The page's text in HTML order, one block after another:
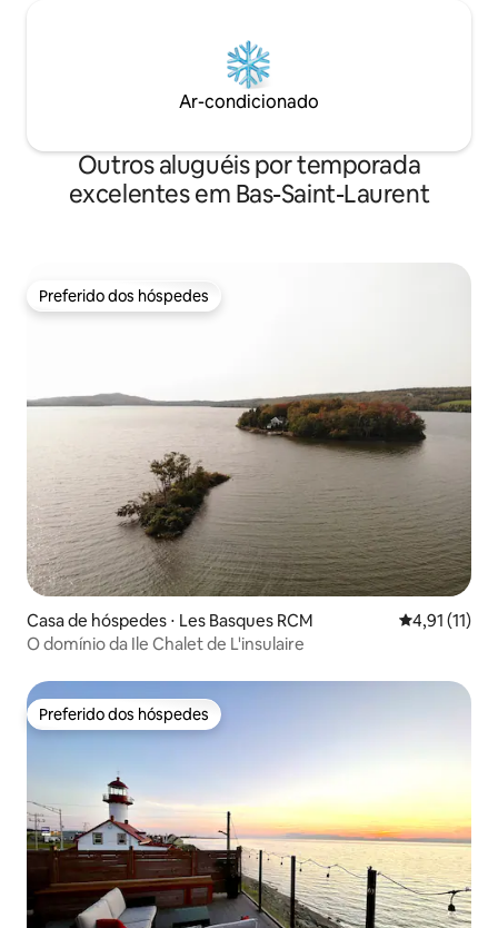
Ar-condicionado
Outros aluguéis por temporada
excelentes em Bas-Saint-Laurent
Preferido dos hóspedes
Preferido dos hóspedes
Casa de hóspedes ⋅ Les Basques RCM 4,91 de uma
4,91 (11)
O domínio da Ile Chalet de L'insulaire
Preferido dos hóspedes
Preferido dos hóspedes